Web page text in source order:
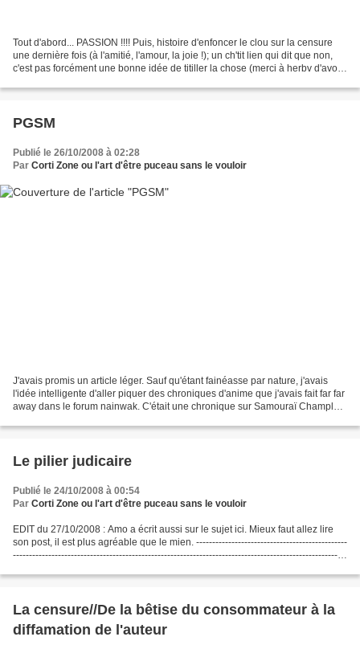
Tout d'abord... PASSION !!!! Puis, histoire d'enfoncer le clou sur la censure
une dernière fois (à l'amitié, l'amour, la joie !); un ch'tit lien qui dit que non,
c'est pas forcément une bonne idée de titiller la chose (merci à herbv d'avoir
PGSM
Publié le 26/10/2008 à 02:28
Par Corti Zone ou l'art d'être puceau sans le vouloir
J'avais promis un article léger. Sauf qu'étant fainéasse par nature, j'avais
l'idée intelligente d'aller piquer des chroniques d'anime que j'avais fait far far
away dans le forum nainwak. C'était une chronique sur Samouraï Champloo
Le pilier judicaire
Publié le 24/10/2008 à 00:54
Par Corti Zone ou l'art d'être puceau sans le vouloir
EDIT du 27/10/2008 : Amo a écrit aussi sur le sujet ici. Mieux faut allez lire
son post, il est plus agréable que le mien. -----------------------------------------------
--------------------------------------------------------------------------------------------------------
La censure//De la bêtise du consommateur à la
diffamation de l'auteur